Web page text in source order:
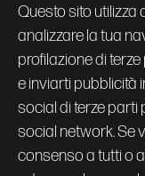
Questo sito utilizza
analizzare la tua
profilazione di
e inviarti pubblicità
social di terze parti
social network. Se
consenso a tutti o
20131 Milano
+39 02 70600843
PRIVACY POLICY
COOKIE
CREDITS